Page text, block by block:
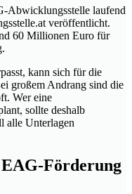
Abwicklungsstelle laufend
veröffentlicht.
60 Millionen Euro für
kann sich für die
großem Andrang sind die
Wer eine
sollte deshalb
alle Unterlagen
Förderung